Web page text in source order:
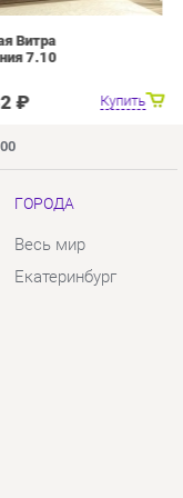
Весь мир
Екатеринбург